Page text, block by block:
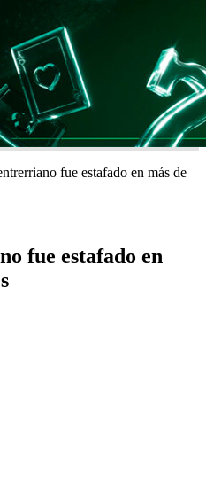
fue estafado en más de
fue estafado en